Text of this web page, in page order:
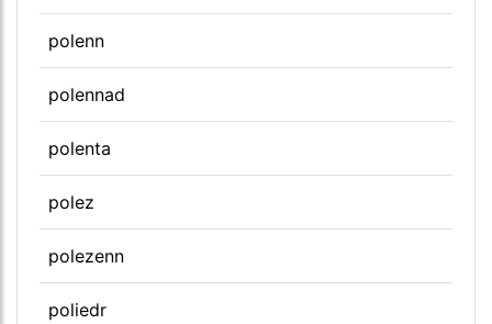
polenn
polennad
polenta
polez
polezenn
poliedr